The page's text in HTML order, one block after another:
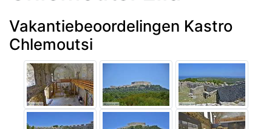
Vakantiebeoordelingen Kastro
Chlemoutsi